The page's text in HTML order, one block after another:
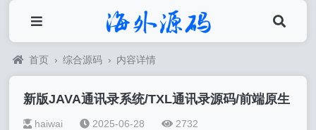
首页 › 综合源码 › 内容详情
新版JAVA通讯录系统/TXL通讯录源码/前端原生
haiwai 2025-06-28 2732